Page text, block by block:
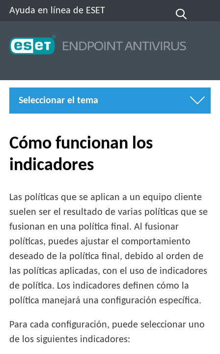
Ayuda en línea de ESET
Seleccionar el tema
Cómo funcionan los
indicadores
Las políticas que se aplican a un equipo cliente
suelen ser el resultado de varias políticas que se
fusionan en una política final. Al fusionar
políticas, puedes ajustar el comportamiento
deseado de la política final, debido al orden de
las políticas aplicadas, con el uso de indicadores
de política. Los indicadores definen cómo la
política manejará una configuración específica.
Para cada configuración, puede seleccionar uno
de los siguientes indicadores: